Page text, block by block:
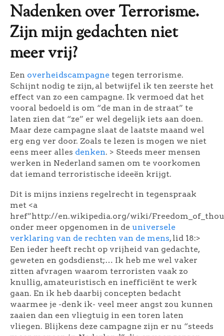
Nadenken over Terrorisme.
Zijn mijn gedachten niet
meer vrij?
Een overheidscampagne tegen terrorisme.
Schijnt nodig te zijn, al betwijfel ik ten zeerste het
effect van zo een campagne. Ik vermoed dat het
vooral bedoeld is om “de man in de straat” te
laten zien dat “ze” er wel degelijk iets aan doen.
Maar deze campagne slaat de laatste maand wel
erg eng ver door. Zoals te lezen is mogen we niet
eens meer alles denken. > Steeds meer mensen
werken in Nederland samen om te voorkomen
dat iemand terroristische ideeën krijgt.
Dit is mijns inziens regelrecht in tegenspraak
met <a
href”http://en.wikipedia.org/wiki/
onder meer opgenomen in de universele
verklaring van de rechten van de mens, lid 18:>
Een ieder heeft recht op vrijheid van gedachte,
geweten en godsdienst;… Ik heb me wel vaker
zitten afvragen waarom terroristen vaak zo
knullig, amateuristisch en inefficiënt te werk
gaan. En ik heb daarbij concepten bedacht
waarmee je -denk ik- veel meer angst zou kunnen
zaaien dan een vliegtuig in een toren laten
vliegen. Blijkens deze campagne zijn er nu “steeds